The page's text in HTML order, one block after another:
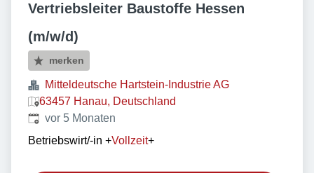
Vertriebsleiter Baustoffe Hessen
(m/w/d)
merken
Mitteldeutsche Hartstein-Industrie AG
63457 Hanau, Deutschland
Veröffentlicht:
vor 5 Monaten
Betriebswirt/-in +Vollzeit+